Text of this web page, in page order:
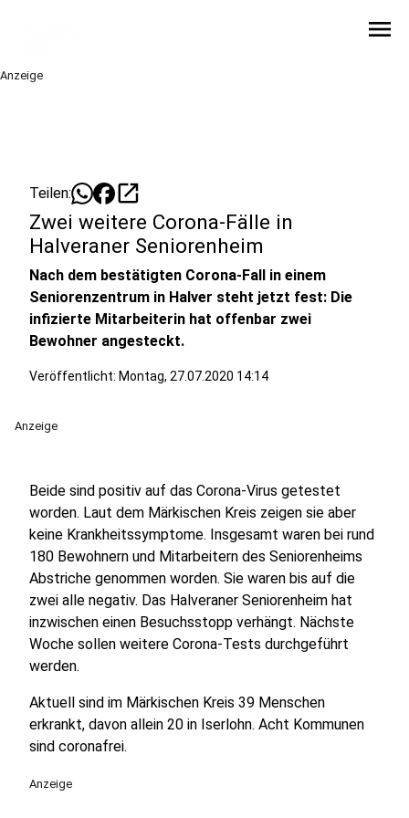
menu
Anzeige
Teilen: open_in_new
Zwei weitere Corona-Fälle in
Halveraner Seniorenheim
Nach dem bestätigten Corona-Fall in einem
Seniorenzentrum in Halver steht jetzt fest: Die
infizierte Mitarbeiterin hat offenbar zwei
Bewohner angesteckt.
Veröffentlicht: Montag, 27.07.2020 14:14
Anzeige
Beide sind positiv auf das Corona-Virus getestet
worden. Laut dem Märkischen Kreis zeigen sie aber
keine Krankheitssymptome. Insgesamt waren bei rund
180 Bewohnern und Mitarbeitern des Seniorenheims
Abstriche genommen worden. Sie waren bis auf die
zwei alle negativ. Das Halveraner Seniorenheim hat
inzwischen einen Besuchsstopp verhängt. Nächste
Woche sollen weitere Corona-Tests durchgeführt
werden.
Aktuell sind im Märkischen Kreis 39 Menschen
erkrankt, davon allein 20 in Iserlohn. Acht Kommunen
sind coronafrei.
Anzeige